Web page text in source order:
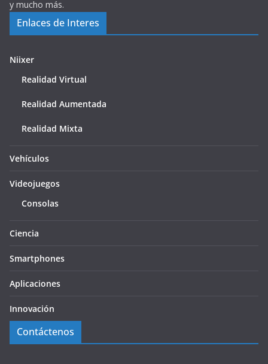
y mucho más.
Enlaces de Interes
Niixer
Realidad Virtual
Realidad Aumentada
Realidad Mixta
Vehículos
Videojuegos
Consolas
Ciencia
Smartphones
Aplicaciones
Innovación
Contáctenos